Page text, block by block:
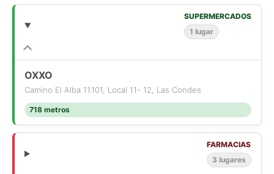
SUPERMERCADOS
1 lugar
OXXO
Camino El Alba 11.101, Local 11- 12, Las Condes
718 metros
FARMACIAS
3 lugares